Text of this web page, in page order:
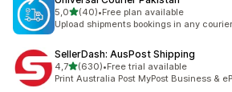
5,0de 5 estrelas
(40)
40 total de avaliações
•Free plan available
Upload shipments bookings in any
SellerDash: AusPost Shipping
4,7de 5 estrelas
(630)
630 total de avaliações
•Free trial available
Print Australia Post MyPost Business &